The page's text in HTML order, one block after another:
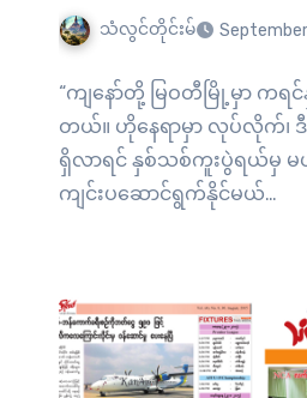
သံလွင်တိုင်းမ်
“ကျနော်တို့ မြဝတီမြို့မှာ က
တယ်။ ဟိုနေရာမှာ လုပ်လိုက်၊
ရှိလာရင် နှစ်သစ်ကူးပွဲရယ်မှ
ကျင်းပဆောင်ရွက်နိုင်မယ်…